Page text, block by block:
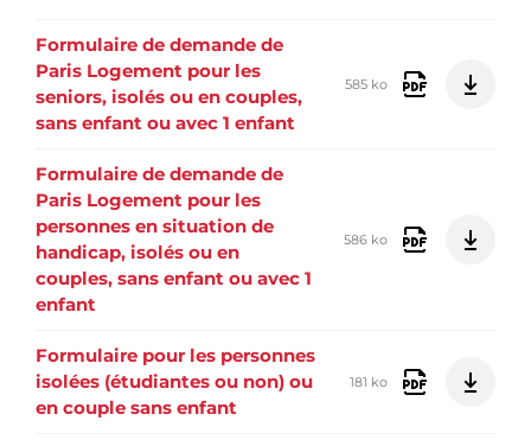
Formulaire de demande de
Paris Logement pour les
seniors, isolés ou en couples,
sans enfant ou avec 1 enfant
585 ko
Formulaire de demande de
Paris Logement pour les
personnes en situation de
handicap, isolés ou en
couples, sans enfant ou avec 1
enfant
586 ko
Formulaire pour les personnes
isolées (étudiantes ou non) ou
en couple sans enfant
181 ko